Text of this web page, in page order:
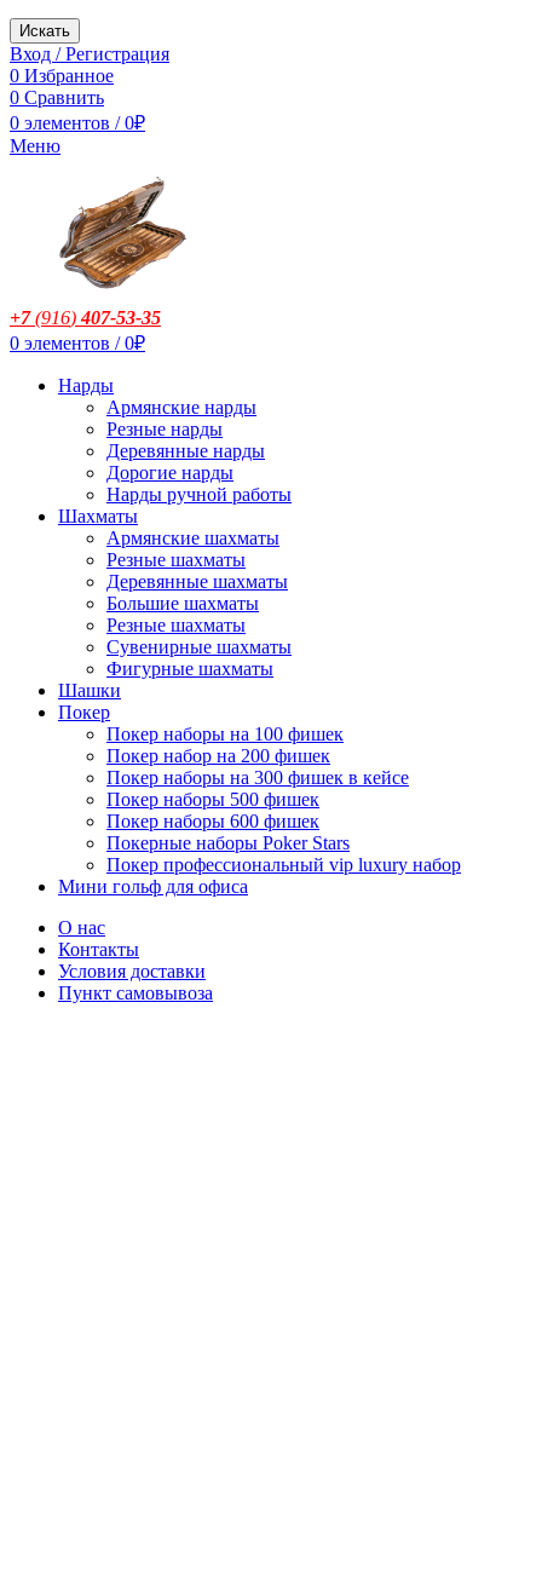
Искать
Вход / Регистрация
0 Избранное
0 Сравнить
0 элементов / 0₽
Меню
+7(916)407-53-35
0 элементов / 0₽
Нарды
Армянские нарды
Резные нарды
Деревянные нарды
Дорогие нарды
Нарды ручной работы
Шахматы
Армянские шахматы
Резные шахматы
Деревянные шахматы
Большие шахматы
Резные шахматы
Сувенирные шахматы
Фигурные шахматы
Шашки
Покер
Покер наборы на 100 фишек
Покер набор на 200 фишек
Покер наборы на 300 фишек в кейсе
Покер наборы 500 фишек
Покер наборы 600 фишек
Покерные наборы Poker Stars
Покер профессиональный vip luxury набор
Мини гольф для офиса
О нас
Контакты
Условия доставки
Пункт самовывоза